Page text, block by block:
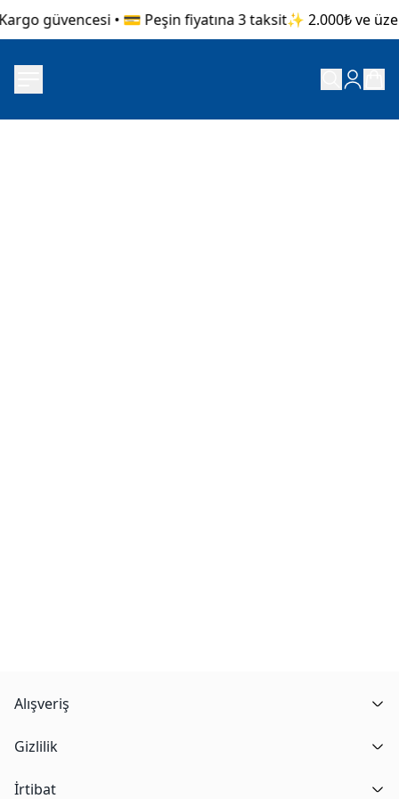
güvencesi • 💳 Peşin fiyatına 3 taksit✨ 2.000₺ ve
Alışveriş
Gizlilik
İrtibat